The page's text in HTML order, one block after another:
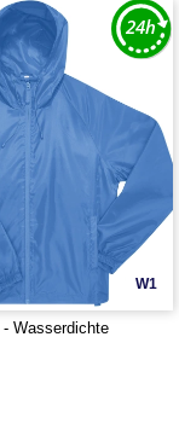
W1
- Wasserdichte